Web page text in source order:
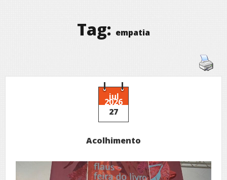
Tag: empatia
jul
2026
27
Acolhimento